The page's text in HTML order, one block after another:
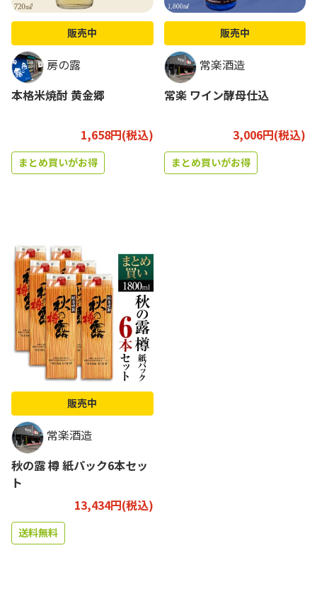
販売中
房の露
本格米焼酎 黄金郷
1,658円(税込)
まとめ買いがお得
販売中
常楽酒造
常楽 ワイン酵母仕込
3,006円(税込)
まとめ買いがお得
販売中
常楽酒造
秋の露 樽 紙パック6本セッ
ト
13,434円(税込)
送料無料